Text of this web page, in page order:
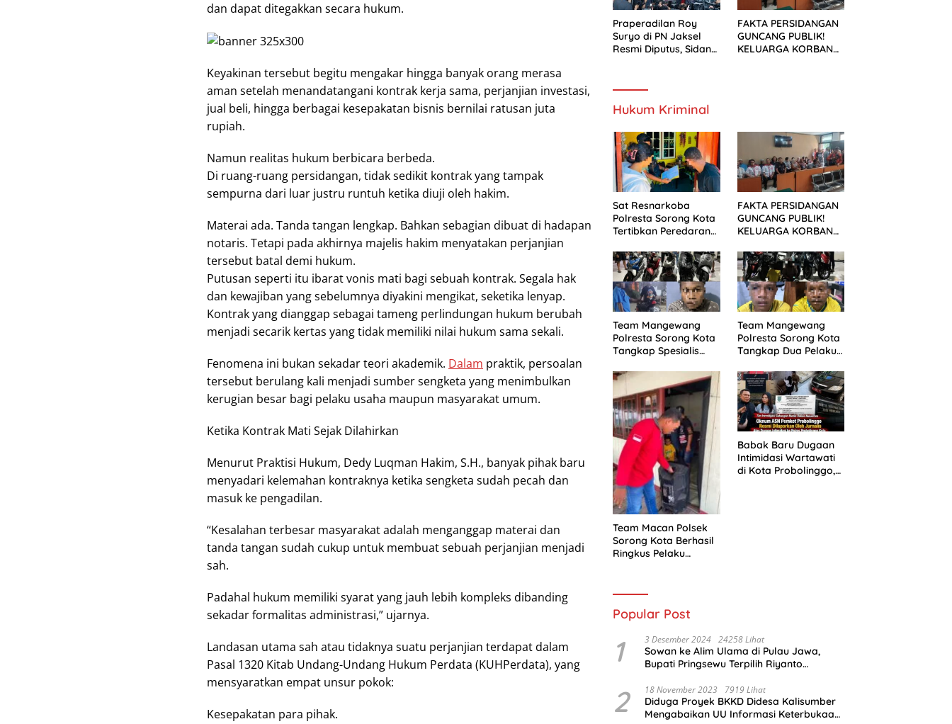
dan dapat ditegakkan secara hukum.
Keyakinan tersebut begitu mengakar hingga banyak orang merasa
aman setelah menandatangani kontrak kerja sama, perjanjian investasi,
jual beli, hingga berbagai kesepakatan bisnis bernilai ratusan juta
rupiah.
Namun realitas hukum berbicara berbeda.
Di ruang-ruang persidangan, tidak sedikit kontrak yang tampak
sempurna dari luar justru runtuh ketika diuji oleh hakim.
Materai ada. Tanda tangan lengkap. Bahkan sebagian dibuat di hadapan
notaris. Tetapi pada akhirnya majelis hakim menyatakan perjanjian
tersebut batal demi hukum.
Putusan seperti itu ibarat vonis mati bagi sebuah kontrak. Segala hak
dan kewajiban yang sebelumnya diyakini mengikat, seketika lenyap.
Kontrak yang dianggap sebagai tameng perlindungan hukum berubah
menjadi secarik kertas yang tidak memiliki nilai hukum sama sekali.
Fenomena ini bukan sekadar teori akademik. Dalam praktik, persoalan
tersebut berulang kali menjadi sumber sengketa yang menimbulkan
kerugian besar bagi pelaku usaha maupun masyarakat umum.
Ketika Kontrak Mati Sejak Dilahirkan
Menurut Praktisi Hukum, Dedy Luqman Hakim, S.H., banyak pihak baru
menyadari kelemahan kontraknya ketika sengketa sudah pecah dan
masuk ke pengadilan.
“Kesalahan terbesar masyarakat adalah menganggap materai dan
tanda tangan sudah cukup untuk membuat sebuah perjanjian menjadi
sah.
Padahal hukum memiliki syarat yang jauh lebih kompleks dibanding
sekadar formalitas administrasi,” ujarnya.
Landasan utama sah atau tidaknya suatu perjanjian terdapat dalam
Pasal 1320 Kitab Undang-Undang Hukum Perdata (KUHPerdata), yang
mensyaratkan empat unsur pokok:
Kesepakatan para pihak.
Praperadilan Roy
Suryo di PN Jaksel
Resmi Diputus, Sidang
FAKTA PERSIDANGAN
GUNCANG PUBLIK!
KELUARGA KORBAN
Hukum Kriminal
Sat Resnarkoba
Polresta Sorong Kota
Tertibkan Peredaran
Cap Tikus Diamankan
FAKTA PERSIDANGAN
GUNCANG PUBLIK!
KELUARGA KORBAN
SETELAH SIDANG
TUNTUTAN DITUNDA
Team Mangewang
Polresta Sorong Kota
Tangkap Spesialis
Akui Curi 29 Sepeda
Motor
Team Mangewang
Polresta Sorong Kota
Tangkap Dua Pelaku
Sepeda Motor
Diamankan
Team Macan Polsek
Sorong Kota Berhasil
Ringkus Pelaku
Babak Baru Dugaan
Intimidasi Wartawati
di Kota Probolinggo,
Popular Post
1 3 Desember 2024 24258 Lihat
Sowan ke Alim Ulama di Pulau Jawa,
Bupati Pringsewu Terpilih Riyanto
Amanah
2 18 November 2023 7919 Lihat
Diduga Proyek BKKD Didesa Kalisumber
Mengabaikan UU Informasi Keterbukaan